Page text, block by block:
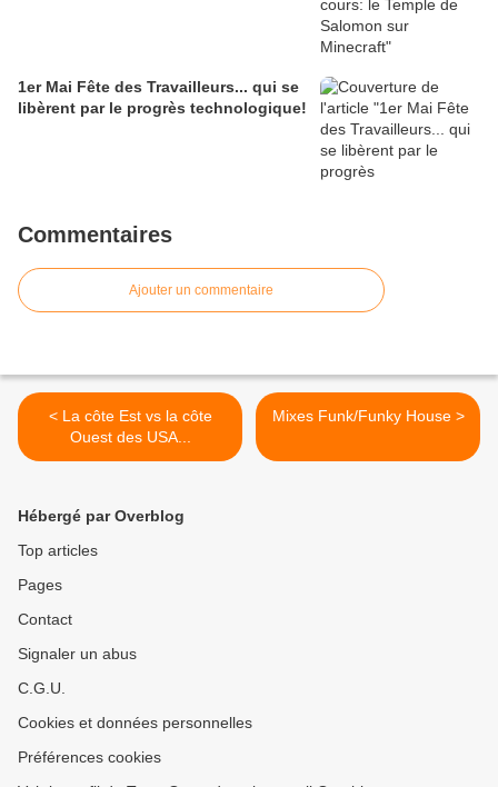
1er Mai Fête des Travailleurs... qui se
libèrent par le progrès technologique!
Commentaires
Ajouter un commentaire
< La côte Est vs la côte
Ouest des USA...
Mixes Funk/Funky House >
Hébergé par Overblog
Top articles
Pages
Contact
Signaler un abus
C.G.U.
Cookies et données personnelles
Préférences cookies